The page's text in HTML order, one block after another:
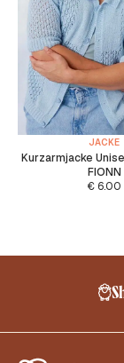
JACKE
Kurzarmjacke
FIONN
€ 6.00